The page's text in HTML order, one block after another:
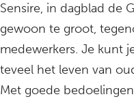
Sensire, in dagblad de
gewoon te groot,
medewerkers. Je kunt
teveel het leven van
Met goede